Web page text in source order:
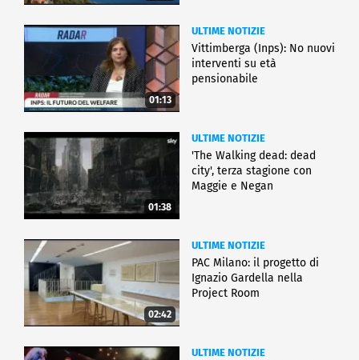
01:13
ULTIME NOTIZIE
Vittimberga (Inps): No nuovi
interventi su età
pensionabile
01:38
ULTIME NOTIZIE
'The Walking dead: dead
city', terza stagione con
Maggie e Negan
02:42
ULTIME NOTIZIE
PAC Milano: il progetto di
Ignazio Gardella nella
Project Room
ULTIME NOTIZIE